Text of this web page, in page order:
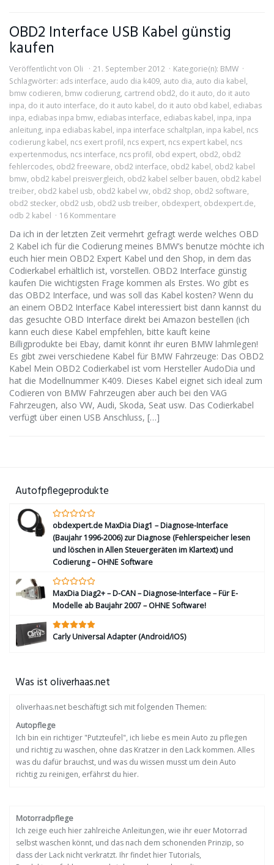
OBD2 Interface USB Kabel günstig
kaufen
Veröffentlicht von Oli 21. September 2012 Kategorie(n): BMW
Schlagwörter: ads interface, audo dia k409, auto dia, auto dia kabel,
bmw codieren, bmw codierung, cartrend obd2, do it auto, do it auto
inpa, do it auto interface, do it auto kabel, do it auto obd kabel, ediabas
inpa, ediabas inpa bmw, ediabas interface, ediabas kabel, inpa, inpa
anleitung, inpa ediabas kabel, inpa interface schaltplan, inpa kabel, ncs
codierung kabel, ncs exert profil, ncs expert, ncs expert kabel, ncs
expertenmodus, ncs interface, ncs profil, obd expert, obd2, obd2
fehlercodes, obd2 freeware, obd2 interface, obd2 kabel, obd2 kabel
bmw, obd2 kabel preisvergleich, obd2 kabel selber bauen, obd2 kabel
treiber, obd2 kabel usb, obd2 kabel vw, obd2 shop, obd2 software,
obd2 stecker, obd2 usb, obd2 usb treiber, obdexpert, obdexpert.de,
odb 2 kabel
16 Kommentare
Da ich in der letzten Zeit vermehrt gefragt werde welches OBD
2 Kabel ich für die Codierung meines BMW’s benutze möchte ich
euch hier mein OBD2 Expert Kabel und den Shop, in dem das
Codierkabel erhältlich ist, vorstellen. OBD2 Interface günstig
kaufen Die wichtigsten Frage kommen als Erstes. Wo gibt es
das OBD2 Interface, und was soll das Kabel kosten? Wenn du
an einem OBD2 Interface Kabel interessiert bist dann kannst du
das gesuchte OBD Interface direkt bei Amazon bestellen (ich
kann euch diese Kabel empfehlen, bitte kauft keine
Billigprodukte bei Ebay, damit könnt ihr euren BMW lahmlegen!
Es gibt zwei verschiedene Kabel für BMW Fahrzeuge: Das OBD2
Kabel Mein OBD2 Codierkabel ist vom Hersteller AudoDia und
hat die Modellnummer K409. Dieses Kabel eignet sich ideal zum
Codieren von BMW Fahrzeugen aber auch bei den VAG
Fahrzeugen, also VW, Audi, Skoda, Seat usw. Das Codierkabel
verfügt über einen USB Anschluss, […]
Autofpflegeprodukte
obdexpert.de MaxDia Diag1 – Diagnose-Interface
(Baujahr 1996-2006) zur Diagnose (Fehlerspeicher lesen
und löschen in Allen Steuergeräten im Klartext) und
Codierung – OHNE Software
MaxDia Diag2+ – D-CAN – Diagnose-Interface – Für E-
Modelle ab Baujahr 2007 – OHNE Software!
Carly Universal Adapter (Android/iOS)
Was ist oliverhaas.net
oliverhaas.net beschäftigt sich mit folgenden Themen:
Autopflege
Ich bin ein richtiger "Putzteufel", ich liebe es mein Auto zu pflegen
und richtig zu waschen, ohne das Kratzer in den Lack kommen. Alles
was du dafür brauchst, und was du wissen musst um dein Auto
richtig zu reinigen, erfährst du hier.
Motorradpflege
Ich zeige euch hier zahlreiche Anleitungen, wie ihr euer Motorrad
selbst waschen könnt, und das nach dem schonenden Prinzip, so
dass der Lack nicht verkratzt. Ihr findet hier Tutorials,